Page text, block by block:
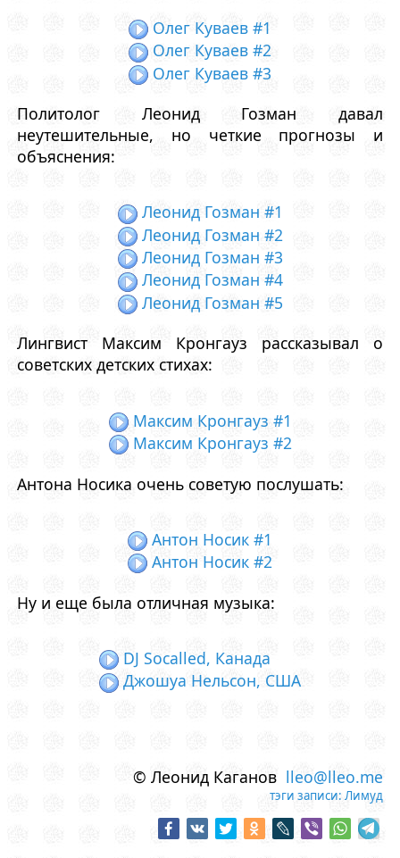
Олег Куваев #1
Олег Куваев #2
Олег Куваев #3
Политолог Леонид Гозман давал
неутешительные, но четкие прогнозы и
объяснения:
Леонид Гозман #1
Леонид Гозман #2
Леонид Гозман #3
Леонид Гозман #4
Леонид Гозман #5
Лингвист Максим Кронгауз рассказывал о
советских детских стихах:
Максим Кронгауз #1
Максим Кронгауз #2
Антона Носика очень советую послушать:
Антон Носик #1
Антон Носик #2
Ну и еще была отличная музыка:
DJ Socalled, Канада
Джошуа Нельсон, США
© Леонид Каганов lleo@lleo.me
тэги записи: Лимуд